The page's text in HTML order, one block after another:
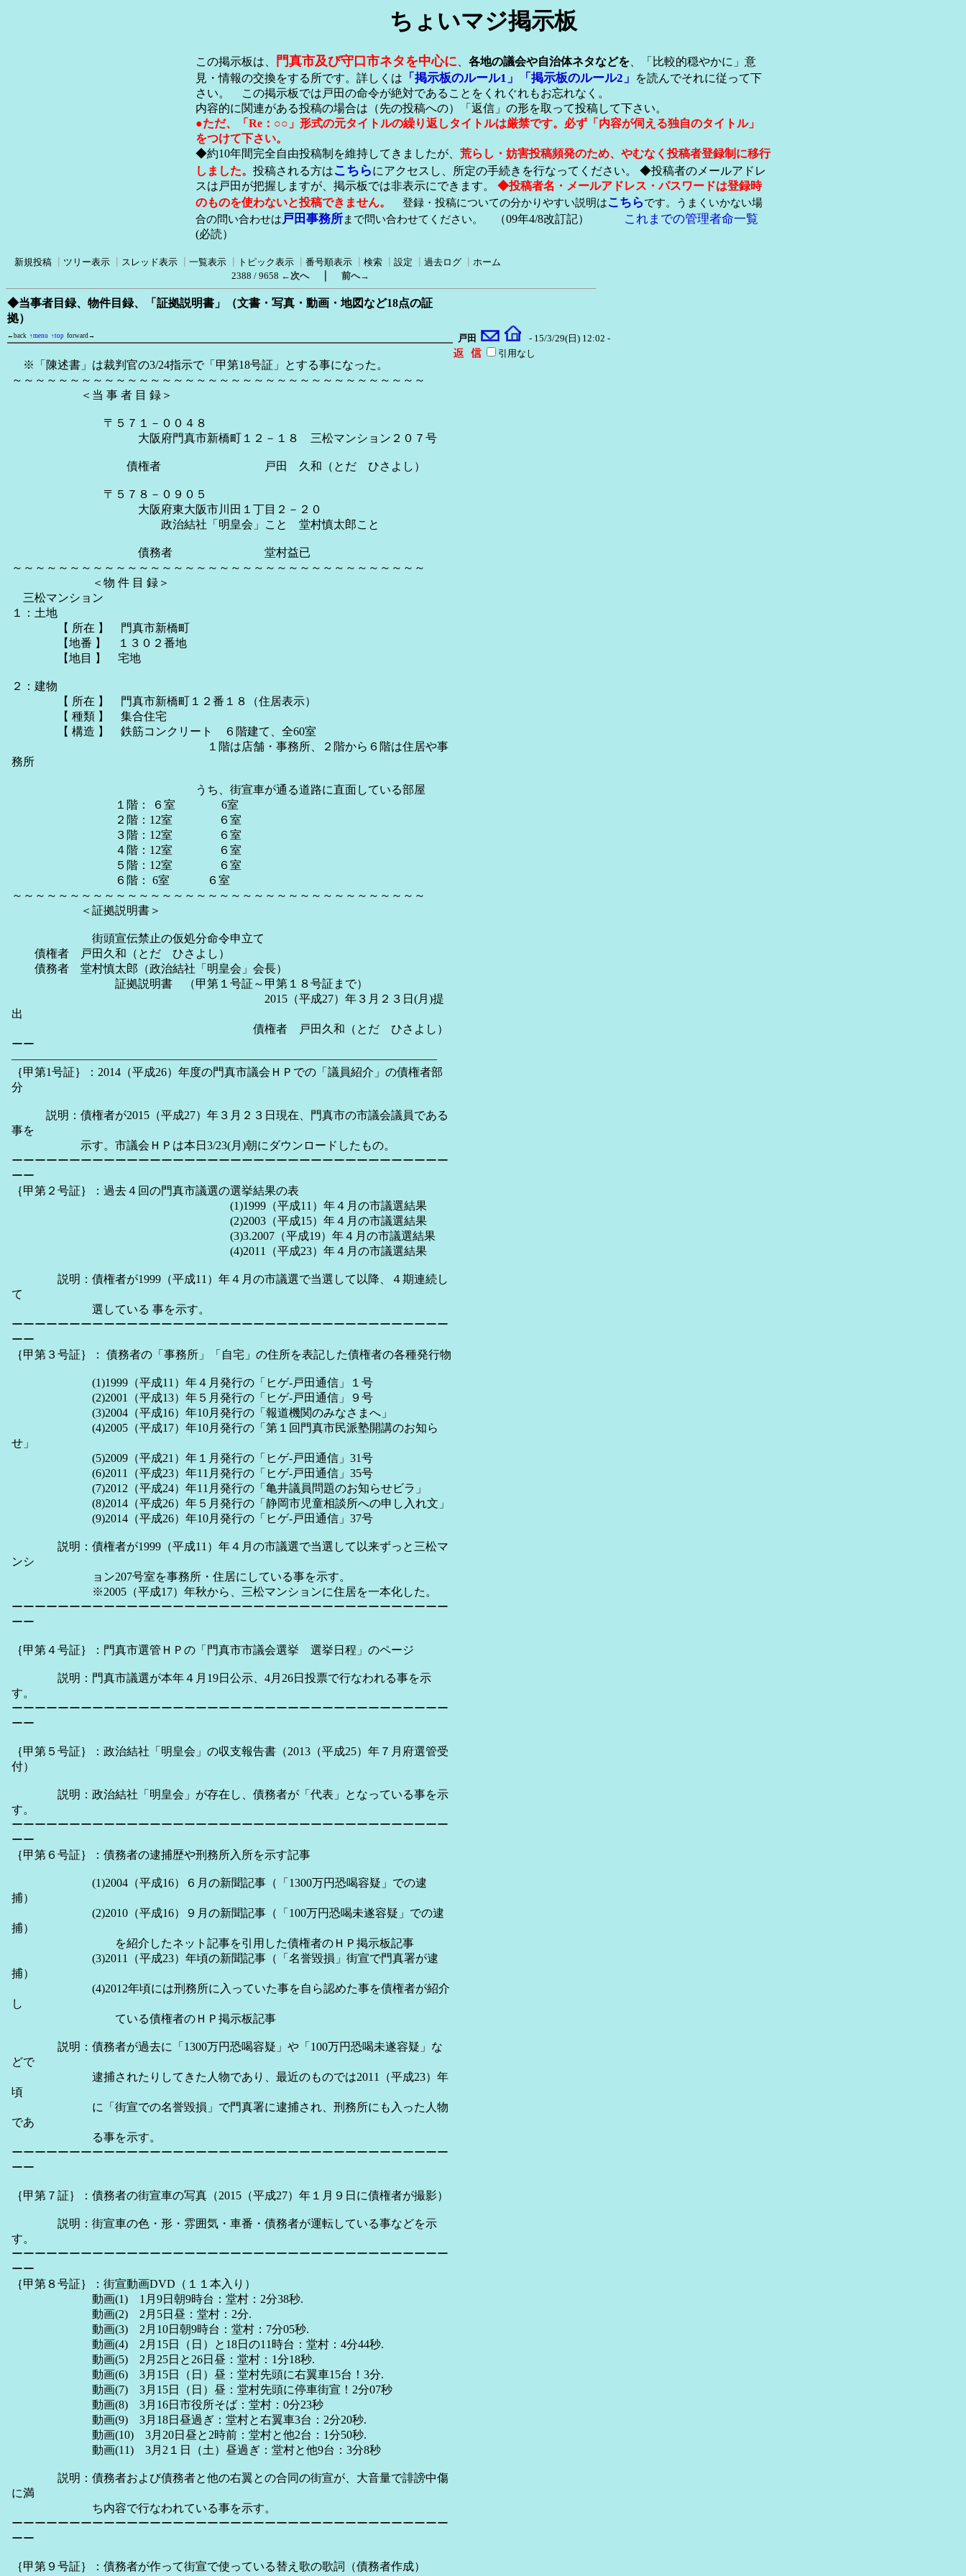
ちょいマジ掲示板
この掲示板は、 門真市及び守口市ネタを中心に、 各地の議会や自治体ネタなどを、「比較的穏やかに」意
見・情報の交換をする所です。詳しくは
「掲示板のルール1」 「掲示板のルール2」
を読んでそれに従って下
さい。 この掲示板では戸田の命令が絶対であることをくれぐれもお忘れなく。
内容的に関連がある投稿の場合は（先の投稿への）「返信」の形を取って投稿して下さい。
●ただ、「Re：○○」形式の元タイトルの繰り返しタイトルは厳禁です。必ず「内容が伺える独自のタイトル」
をつけて下さい。
◆約10年間完全自由投稿制を維持してきましたが、 荒らし・妨害投稿頻発のため、やむなく投稿者登録制に移行
しました。 投稿される方はこちらにアクセスし、所定の手続きを行なってください。 ◆投稿者のメールアドレ
スは戸田が把握しますが、掲示板では非表示にできます。 ◆投稿者名・メールアドレス・パスワードは登録時
のものを使わないと投稿できません。
登録・投稿についての分かりやすい説明はこちらです。うまくいかない場
合の問い合わせは戸田事務所まで問い合わせてください。 （09年4/8改訂記） これまでの管理者命一覧
(必読）
新規投稿 ツリー表示 スレッド表示 一覧表示 トピック表示 番号順表示 検索 設定 過去ログ
ホーム
2388 / 9658 ←次へ｜ 前へ→
◆当事者目録、物件目録、「証拠説明書」（文書・写真・動画・地図など18点の証
拠）
←back ↑menu ↑top forward→ 戸田 - 15/3/29(日) 12:02 -
※「陳述書」は裁判官の3/24指示で「甲第18号証」とする事になった。
～～～～～～～～～～～～～～～～～～～～～～～～～～～～～～～～～～～～
＜当 事 者 目 録＞
〒５７１－００４８
大阪府門真市新橋町１２－１８ 三松マンション２０７号
債権者 戸田 久和（とだ ひさよし）
〒５７８－０９０５
大阪府東大阪市川田１丁目２－２０
政治結社「明皇会」こと 堂村慎太郎こと
債務者 堂村益已
～～～～～～～～～～～～～～～～～～～～～～～～～～～～～～～～～～～～
＜物 件 目 録＞
三松マンション
１：土地
【 所在 】 門真市新橋町
【地番 】 １３０２番地
【地目 】 宅地
２：建物
【 所在 】 門真市新橋町１２番１８（住居表示）
【 種類 】 集合住宅
【 構造 】 鉄筋コンクリート ６階建て、全60室
１階は店舗・事務所、２階から６階は住居や事
務所
うち、街宣車が通る道路に直面している部屋
１階： ６室 6室
２階：12室 ６室
３階：12室 ６室
４階：12室 ６室
５階：12室 ６室
６階： 6室 ６室
～～～～～～～～～～～～～～～～～～～～～～～～～～～～～～～～～～～～
＜証拠説明書＞
街頭宣伝禁止の仮処分命令申立て
債権者 戸田久和（とだ ひさよし）
債務者 堂村慎太郎（政治結社「明皇会」会長）
証拠説明書 （甲第１号証～甲第１８号証まで）
2015（平成27）年３月２３日(月)提
出
債権者 戸田久和（とだ ひさよし）
ーー
―――――――――――――――――――――――――――――――――――――
｛甲第1号証｝：2014（平成26）年度の門真市議会ＨＰでの「議員紹介」の債権者部
分
説明：債権者が2015（平成27）年３月２３日現在、門真市の市議会議員である
事を
示す。市議会ＨＰは本日3/23(月)朝にダウンロードしたもの。
ーーーーーーーーーーーーーーーーーーーーーーーーーーーーーーーーーーーーーー
ーー
｛甲第２号証｝：過去４回の門真市議選の選挙結果の表
(1)1999（平成11）年４月の市議選結果
(2)2003（平成15）年４月の市議選結果
(3)3.2007（平成19）年４月の市議選結果
(4)2011（平成23）年４月の市議選結果
説明：債権者が1999（平成11）年４月の市議選で当選して以降、４期連続し
て
選している 事を示す。
ーーーーーーーーーーーーーーーーーーーーーーーーーーーーーーーーーーーーーー
ーー
｛甲第３号証｝： 債務者の「事務所」「自宅」の住所を表記した債権者の各種発行物
(1)1999（平成11）年４月発行の「ヒゲ-戸田通信」１号
(2)2001（平成13）年５月発行の「ヒゲ-戸田通信」９号
(3)2004（平成16）年10月発行の「報道機関のみなさまへ」
(4)2005（平成17）年10月発行の「第１回門真市民派塾開講のお知ら
せ」
(5)2009（平成21）年１月発行の「ヒゲ-戸田通信」31号
(6)2011（平成23）年11月発行の「ヒゲ-戸田通信」35号
(7)2012（平成24）年11月発行の「亀井議員問題のお知らせビラ」
(8)2014（平成26）年５月発行の「静岡市児童相談所への申し入れ文」
(9)2014（平成26）年10月発行の「ヒゲ-戸田通信」37号
説明：債権者が1999（平成11）年４月の市議選で当選して以来ずっと三松マ
ンシ
ョン207号室を事務所・住居にしている事を示す。
※2005（平成17）年秋から、三松マンションに住居を一本化した。
ーーーーーーーーーーーーーーーーーーーーーーーーーーーーーーーーーーーーーー
ーー
｛甲第４号証｝：門真市選管ＨＰの「門真市市議会選挙 選挙日程」のページ
説明：門真市議選が本年４月19日公示、4月26日投票で行なわれる事を示
す。
ーーーーーーーーーーーーーーーーーーーーーーーーーーーーーーーーーーーーーー
ーー
｛甲第５号証｝：政治結社「明皇会」の収支報告書（2013（平成25）年７月府選管受
付）
説明：政治結社「明皇会」が存在し、債務者が「代表」となっている事を示
す。
ーーーーーーーーーーーーーーーーーーーーーーーーーーーーーーーーーーーーーー
ーー
｛甲第６号証｝：債務者の逮捕歴や刑務所入所を示す記事
(1)2004（平成16）６月の新聞記事（「1300万円恐喝容疑」での逮
捕）
(2)2010（平成16）９月の新聞記事（「100万円恐喝未遂容疑」での逮
捕）
を紹介したネット記事を引用した債権者のＨＰ掲示板記事
(3)2011（平成23）年頃の新聞記事（「名誉毀損」街宣で門真署が逮
捕）
(4)2012年頃には刑務所に入っていた事を自ら認めた事を債権者が紹介
し
ている債権者のＨＰ掲示板記事
説明：債務者が過去に「1300万円恐喝容疑」や「100万円恐喝未遂容疑」な
どで
逮捕されたりしてきた人物であり、最近のものでは2011（平成23）年
頃
に「街宣での名誉毀損」で門真署に逮捕され、刑務所にも入った人物
であ
る事を示す。
ーーーーーーーーーーーーーーーーーーーーーーーーーーーーーーーーーーーーーー
ーー
｛甲第７証｝：債務者の街宣車の写真（2015（平成27）年１月９日に債権者が撮影）
説明：街宣車の色・形・雰囲気・車番・債務者が運転している事などを示
す。
ーーーーーーーーーーーーーーーーーーーーーーーーーーーーーーーーーーーーーー
ーー
｛甲第８号証｝：街宣動画DVD（１１本入り）
動画(1) 1月9日朝9時台：堂村：2分38秒.
動画(2) 2月5日昼：堂村：2分.
動画(3) 2月10日朝9時台：堂村：7分05秒.
動画(4) 2月15日（日）と18日の11時台：堂村：4分44秒.
動画(5) 2月25日と26日昼：堂村：1分18秒.
動画(6) 3月15日（日）昼：堂村先頭に右翼車15台！3分.
動画(7) 3月15日（日）昼：堂村先頭に停車街宣！2分07秒
動画(8) 3月16日市役所そば：堂村：0分23秒
動画(9) 3月18日昼過ぎ：堂村と右翼車3台：2分20秒.
動画(10) 3月20日昼と2時前：堂村と他2台：1分50秒.
動画(11) 3月2１日（土）昼過ぎ：堂村と他9台：3分8秒
説明：債務者および債務者と他の右翼との合同の街宣が、大音量で誹謗中傷
に満
ち内容で行なわれている事を示す。
ーーーーーーーーーーーーーーーーーーーーーーーーーーーーーーーーーーーーーー
ーー
｛甲第９号証｝：債務者が作って街宣で使っている替え歌の歌詞（債務者作成）
引用なし